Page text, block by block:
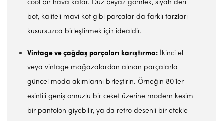
cool bir hava katar. Düz beyaz gömlek, siyah deri
bot, kaliteli mavi kot gibi parçalar da farklı tarzları
kusursuzca birleştirmek için idealdir.
Vintage ve çağdaş parçaları karıştırma: İkinci el
veya vintage mağazalardan alınan parçalarla
güncel moda akımlarını birleştirin. Örneğin 80’ler
esintili geniş omuzlu bir ceket üzerine modern kesim
bir pantolon giyebilir, ya da retro desenli bir etekle